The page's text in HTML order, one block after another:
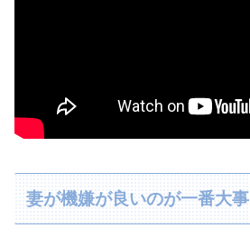
妻が機嫌が良いのが一番大事